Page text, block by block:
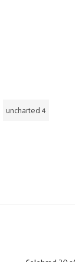
uncharted 4